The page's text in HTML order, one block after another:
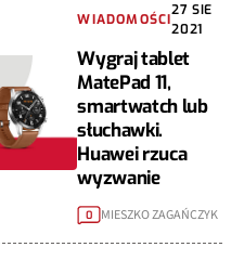
WIADOMOŚCI
27 SIE
2021
Wygraj tablet
MatePad 11,
smartwatch lub
słuchawki.
Huawei rzuca
wyzwanie
0 MIESZKO ZAGAŃCZYK